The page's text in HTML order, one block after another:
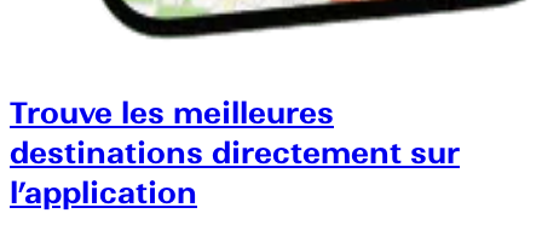
Trouve les meilleures
destinations directement sur
l’application